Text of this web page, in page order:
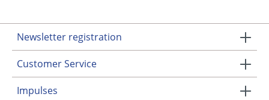
Newsletter registration
Customer Service
Impulses